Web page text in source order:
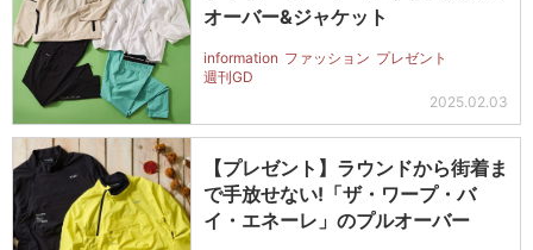
オーバー&ジャケット
information ファッション プレゼント
週刊GD
2025.02.03
【プレゼント】ラウンドから街着ま
で手放せない!「ザ・ワープ・バ
イ・エネーレ」のプルオーバー